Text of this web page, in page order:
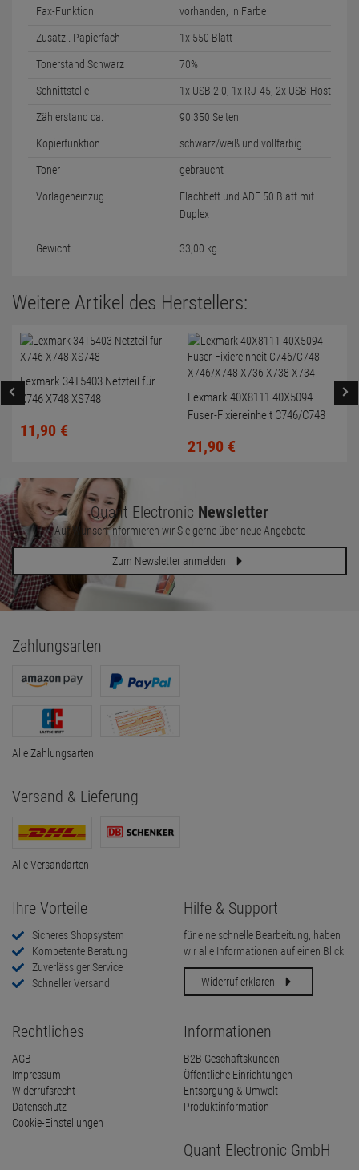
Fax-Funktion vorhanden, in Farbe
Zusätzl. Papierfach 1x 550 Blatt
Tonerstand Schwarz 70%
Schnittstelle 1x USB 2.0, 1x RJ-45, 2x USB-Host
Zählerstand ca. 90.350 Seiten
Kopierfunktion schwarz/weiß und vollfarbig
Toner gebraucht
Vorlageneinzug
Flachbett und ADF 50 Blatt mit
Duplex
Gewicht 33,00 kg
Weitere Artikel des Herstellers:
Lexmark 34T5403 Netzteil für
X746 X748 XS748
11,90 €
Lexmark 40X8111 40X5094
Fuser-Fixiereinheit C746/C748
21,90 €
Quant Electronic Newsletter
Auf Wunsch informieren wir Sie gerne über neue Angebote
Zum Newsletter anmelden
Zahlungsarten
Alle Zahlungsarten
Versand & Lieferung
Alle Versandarten
Ihre Vorteile
Sicheres Shopsystem
Kompetente Beratung
Zuverlässiger Service
Schneller Versand
Hilfe & Support
für eine schnelle Bearbeitung, haben
wir alle Informationen auf einen Blick
Widerruf erklären
Rechtliches
AGB
Impressum
Widerrufsrecht
Datenschutz
Cookie-Einstellungen
Informationen
B2B Geschäftskunden
Öffentliche Einrichtungen
Entsorgung & Umwelt
Produktinformation
Quant Electronic GmbH